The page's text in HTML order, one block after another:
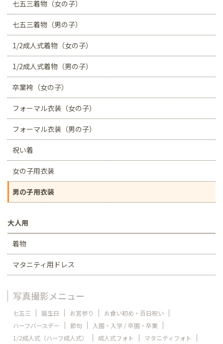
七五三着物（女の子）
七五三着物（男の子）
1/2成人式着物（女の子）
1/2成人式着物（男の子）
卒業袴（女の子）
フォーマル衣装（女の子）
フォーマル衣装（男の子）
祝い着
女の子用衣装
男の子用衣装
大人用
着物
マタニティ用ドレス
写真撮影メニュー
七五三 誕生日 お宮参り
お食い初め・百日祝い
ハーフバースデー
節句
入園・入学 / 卒園・卒業
1/2成人式（ハーフ成人式）
成人式フォト
マタニティフォト